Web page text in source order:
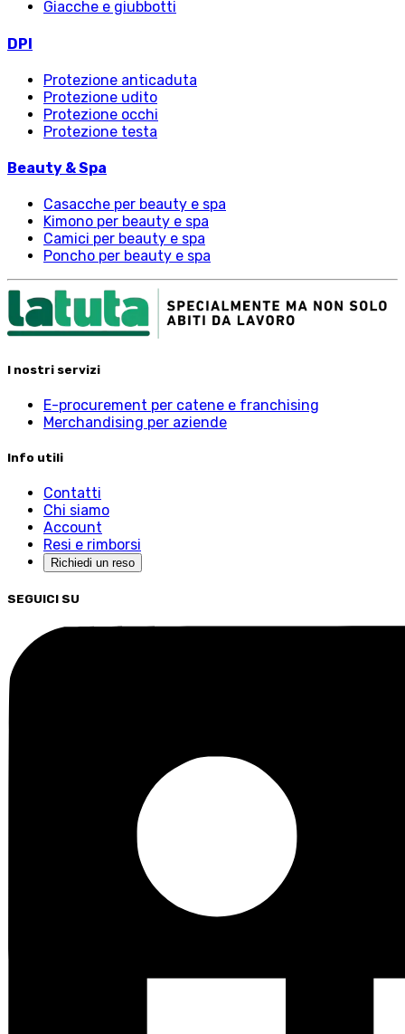
Giacche e giubbotti
DPI
Protezione anticaduta
Protezione udito
Protezione occhi
Protezione testa
Beauty & Spa
Casacche per beauty e spa
Kimono per beauty e spa
Camici per beauty e spa
Poncho per beauty e spa
I nostri servizi
E-procurement per catene e franchising
Merchandising per aziende
Info utili
Contatti
Chi siamo
Account
Resi e rimborsi
Richiedi un reso
SEGUICI SU